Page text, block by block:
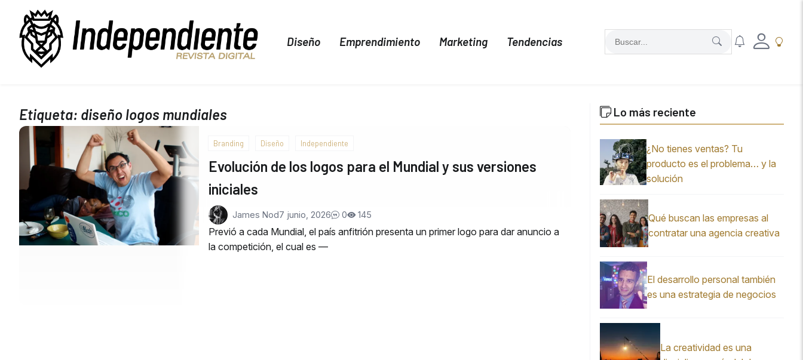
Diseño Emprendimiento Marketing Tendencias
Etiqueta: diseño logos mundiales
Branding Diseño Independiente
Evolución de los logos para el Mundial y sus versiones
iniciales
James Nod7 junio, 2026 0 145
Previó a cada Mundial, el país anfitrión presenta un primer logo para dar anuncio a
la competición, el cual es —
Lo más reciente
¿No tienes ventas? Tu
producto es el problema… y la
solución
Qué buscan las empresas al
contratar una agencia creativa
El desarrollo personal también
es una estrategia de negocios
La creatividad es una